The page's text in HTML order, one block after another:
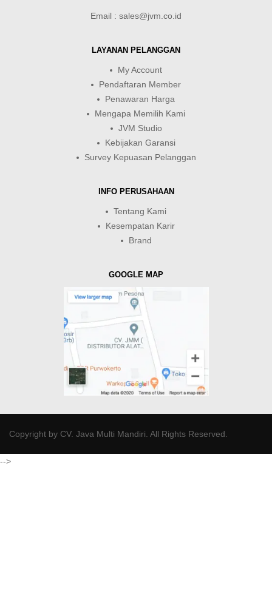
Email : sales@jvm.co.id
LAYANAN PELANGGAN
My Account
Pendaftaran Member
Penawaran Harga
Mengapa Memilih Kami
JVM Studio
Kebijakan Garansi
Survey Kepuasan Pelanggan
INFO PERUSAHAAN
Tentang Kami
Kesempatan Karir
Brand
GOOGLE MAP
Copyright by CV. Java Multi Mandiri. All Rights Reserved.
-->